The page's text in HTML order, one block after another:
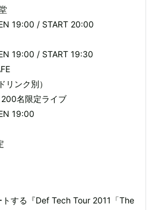
19:00 / START 20:00
19:00 / START 19:30
ンク別）
名限定ライブ
19:00
する『Def Tech Tour 2011「The